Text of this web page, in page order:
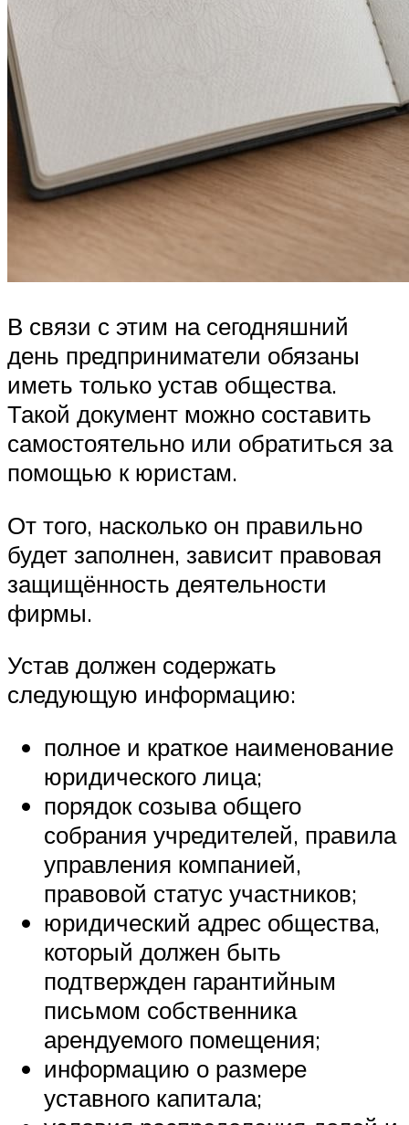
В связи с этим на сегодняшний
день предприниматели обязаны
иметь только устав общества.
Такой документ можно составить
самостоятельно или обратиться за
помощью к юристам.
От того, насколько он правильно
будет заполнен, зависит правовая
защищённость деятельности
фирмы.
Устав должен содержать
следующую информацию:
полное и краткое наименование
юридического лица;
порядок созыва общего
собрания учредителей, правила
управления компанией,
правовой статус участников;
юридический адрес общества,
который должен быть
подтвержден гарантийным
письмом собственника
арендуемого помещения;
информацию о размере
уставного капитала;